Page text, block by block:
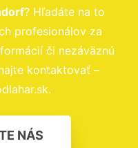
? Hľadáte na to
profesionálov za
či nezáväznú
kontaktovať –
NÁS